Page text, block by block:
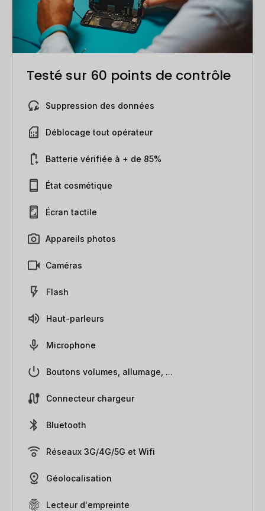
Testé sur 60 points de contrôle
Suppression des données
Déblocage tout opérateur
Batterie vérifiée à + de 85%
État cosmétique
Écran tactile
Appareils photos
Caméras
Flash
Haut-parleurs
Microphone
Boutons volumes, allumage, ...
Connecteur chargeur
Bluetooth
Réseaux 3G/4G/5G et Wifi
Géolocalisation
Lecteur d'empreinte